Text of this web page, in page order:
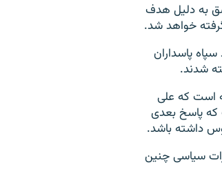
به دلیل هدف
خواهد شد.
افسر ارشد سپاه پاسداران
شدند.
است که علی
که پاسخ بعدی
داشته باشد.
سیاسی چنین